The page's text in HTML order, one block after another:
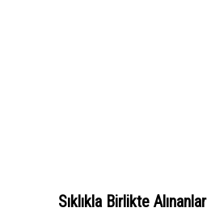
Sıklıkla Birlikte Alınanlar